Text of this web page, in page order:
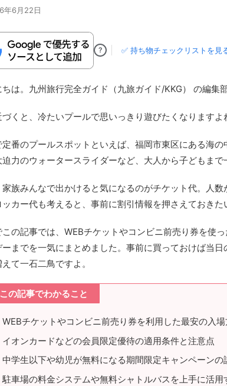
年6月22日
? ✅ 持ち物チェックリストを見
ちは。九州旅行完全ガイド（九旅ガイド/KKG） の編集
づくと、冷たいプールで思いっきり遊びたくなりますよ
定番のプールスポットといえば、福岡市東区にある海
迫力のウォータースライダーなど、大人から子どもまで
家族みんなで出かけると気になるのがチケット代。人
ッカー代も考えると、事前に割引情報を押さえておきた
この記事では、WEBチケットやコンビニ前売り券を使
ーまでを一気にまとめました。事前に買っておけば当
て一石二鳥ですよ。
この記事でわかること
WEBチケットやコンビニ前売り券を利用した最安の入
イオンカードなどの会員限定優待の適用条件と注意点
中学生以下や幼児が無料になる期間限定キャンペーンの
駐車場の料金システムや無料シャトルバスを上手に活用